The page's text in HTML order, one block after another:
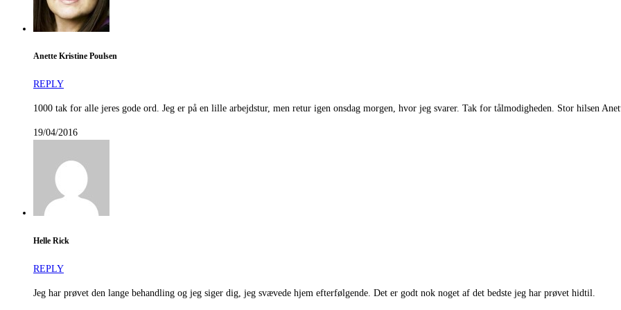
Anette Kristine Poulsen
REPLY
1000 tak for alle jeres gode ord. Jeg er på en lille arbejdstur, men retur igen onsdag morgen, hvor jeg svarer. Tak for tålmodigheden. Stor hilsen
19/04/2016
Helle Rick
REPLY
Jeg har prøvet den lange behandling og jeg siger dig, jeg svævede hjem efterfølgende. Det er godt nok noget af det bedste jeg har prøvet hidtil.